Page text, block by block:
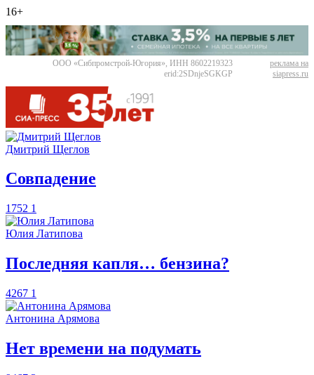
16+
ООО «Сибпромстрой-Югория», ИНН 8602219323
erid:2SDnjeSGKGP
реклама на
siapress.ru
Дмитрий Щеглов
​Совпадение
1752 1
Юлия Латипова
​Последняя капля… бензина?
4267 1
Антонина Арямова
​Нет времени на подумать